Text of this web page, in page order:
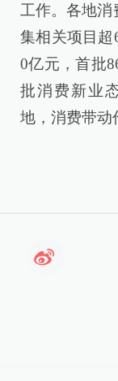
工作。各地消
集相关项目超
0亿元，首批
批消费新业
地，消费带动